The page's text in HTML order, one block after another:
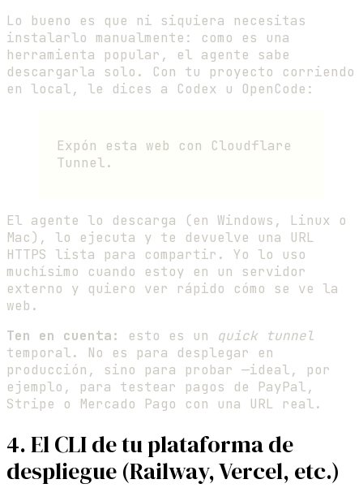
Lo bueno es que ni siquiera necesitas
instalarlo manualmente: como es una
herramienta popular, el agente sabe
descargarla solo. Con tu proyecto corriendo
en local, le dices a Codex u OpenCode:
Expón esta web con Cloudflare
Tunnel.
El agente lo descarga (en Windows, Linux o
Mac), lo ejecuta y te devuelve una URL
HTTPS lista para compartir. Yo lo uso
muchísimo cuando estoy en un servidor
externo y quiero ver rápido cómo se ve la
web.
Ten en cuenta:
esto es un quick tunnel
temporal. No es para desplegar en
producción, sino para probar —ideal, por
ejemplo, para testear pagos de PayPal,
Stripe o Mercado Pago con una URL real.
4. El CLI de tu plataforma de
despliegue (Railway, Vercel, etc.)